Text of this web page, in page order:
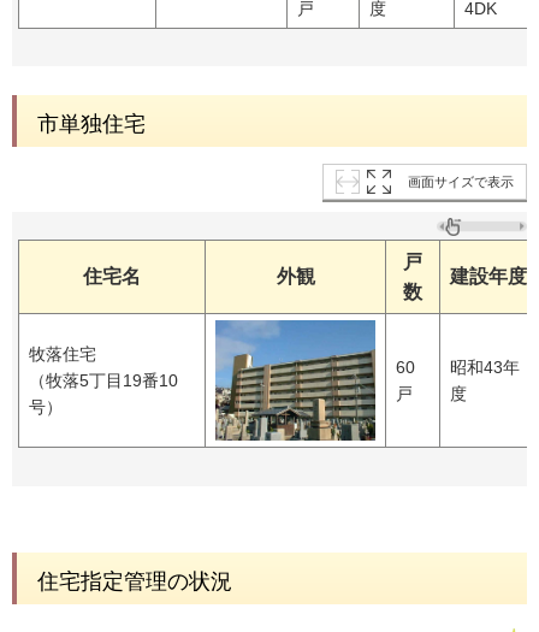
戸
度
4DK
市単独住宅
画面サイズで表示
住宅名 外観
戸
数
建設年度
牧落住宅
（牧落5丁目19番10
号）
60
戸
昭和43年
度
住宅指定管理の状況